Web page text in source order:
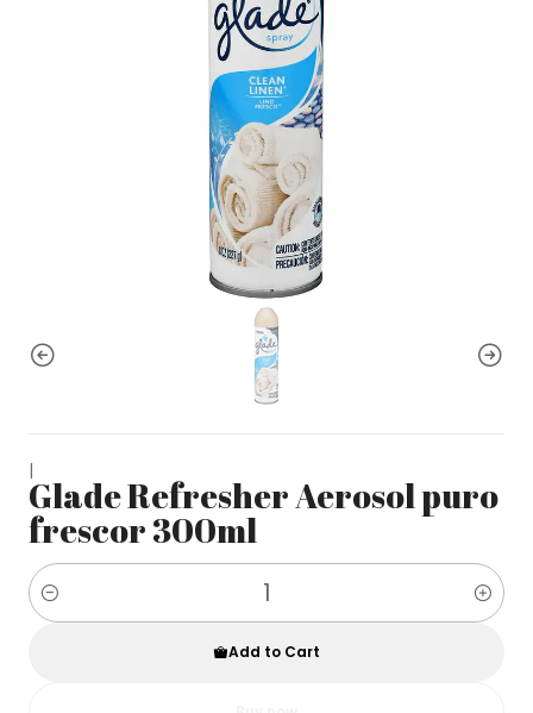
|
Glade Refresher Aerosol puro
frescor 300ml
Quantity
Add to Cart